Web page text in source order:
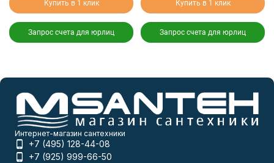
Купить в 1 клик
Запрос счета для юрлиц
Купить в 1 клик
Запрос счета для юрлиц
Интернет-магазин сантехники
+7 (495) 128-44-08
+7 (925) 999-66-50